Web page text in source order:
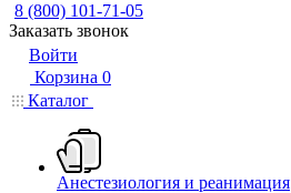
8 (800) 101-71-05
Заказать звонок
Войти
Корзина 0
Каталог
Анестезиология и реанимация